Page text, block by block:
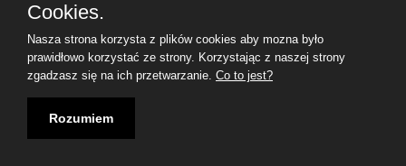
Cookies.
Nasza strona korzysta z plików cookies aby mozna było
prawidłowo korzystać ze strony. Korzystając z naszej strony
zgadzasz się na ich przetwarzanie. Co to jest?
Rozumiem